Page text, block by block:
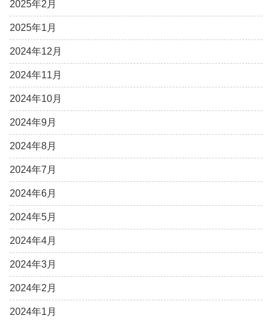
2025年2月
2025年1月
2024年12月
2024年11月
2024年10月
2024年9月
2024年8月
2024年7月
2024年6月
2024年5月
2024年4月
2024年3月
2024年2月
2024年1月